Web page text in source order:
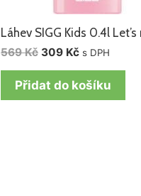
Láhev SIGG Kids 0.4l Let’s
569Kč 309 Kč s DPH
Přidat do košíku